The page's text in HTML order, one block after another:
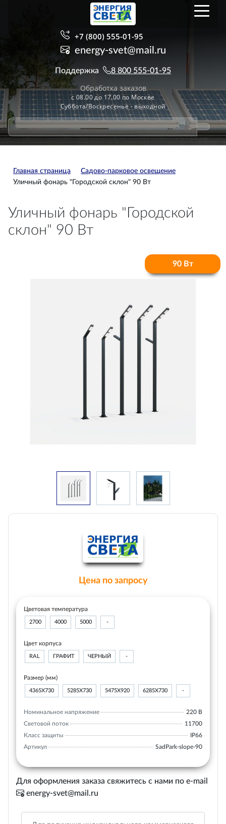
+7 (800) 555-01-95
energy-svet@mail.ru
Поддержка 8 800 555-01-95
Обработка заказов
с 08.00 до 17.00 по Москве
Суббота/Воскресенье - выходной
Главная страница
Садово-парковое освещение
Уличный фонарь "Городской склон" 90 Вт
Уличный фонарь "Городской
склон" 90 Вт
90 Вт
Цена по запросу
Цветовая температура
2700 4000 5000 -
Цвет корпуса
RAL ГРАФИТ ЧЕРНЫЙ -
Размер (мм)
4365Х730 5285Х730 5475Х920 6285Х730 -
Номинальное напряжение
220 В
Световой поток
11700
Класс защиты
IP66
Артикул
SadPark-slope-90
Для оформления заказа свяжитесь с нами по e-mail
energy-svet@mail.ru